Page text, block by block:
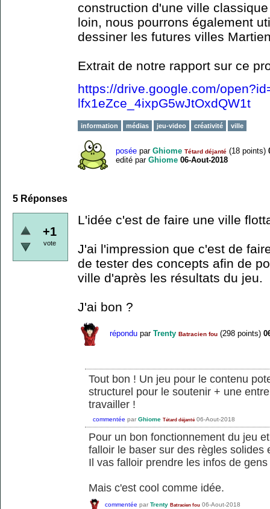
construction d'une ville
loin, nous pourrons également
dessiner les futures villes
Extrait de notre rapport sur ce
https://drive.google.com/
lfx1eZce_4ixpG5wJtOxdQW1t
information médias jeu-video créativité ville
posée par Ghiome Tétard déjanté (18 points)
edité par Ghiome 06-Aout-2018
5 Réponses
+1
vote
L'idée c'est de faire une ville
J'ai l'impression que c'est de
de tester des concepts afin de
ville d'après les résultats du jeu.
J'ai bon ?
répondu par Trenty Batracien fou (298 points)
Tout bon ! Un jeu pour le contenu
structurel pour le soutenir + une
travailler !
commentée par Ghiome Tétard déjanté 06-Aout-2018
Pour un bon fonctionnement du jeu
falloir le baser sur des règles solides
Il vas falloir prendre les infos de
Mais c'est cool comme idée.
commentée par Trenty Batracien fou 06-Aout-2018